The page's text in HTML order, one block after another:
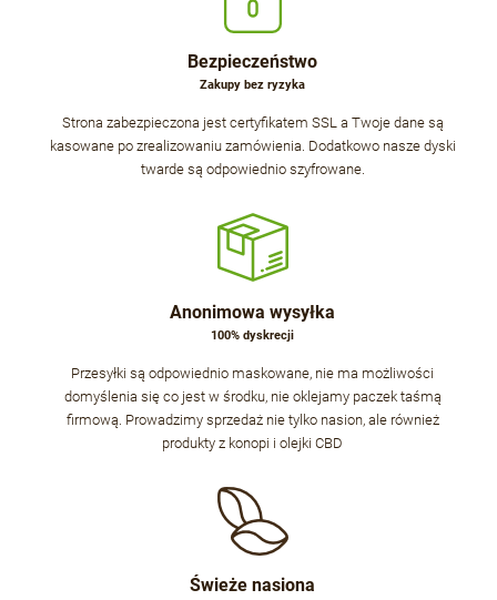
Bezpieczeństwo
Zakupy bez ryzyka
Strona zabezpieczona jest certyfikatem SSL a Twoje dane są
kasowane po zrealizowaniu zamówienia. Dodatkowo nasze dyski
twarde są odpowiednio szyfrowane.
Anonimowa wysyłka
100% dyskrecji
Przesyłki są odpowiednio maskowane, nie ma możliwości
domyślenia się co jest w środku, nie oklejamy paczek taśmą
firmową. Prowadzimy sprzedaż nie tylko nasion, ale również
produkty z konopi i olejki CBD
Świeże nasiona